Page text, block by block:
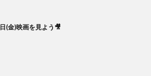
(金)映画を見よう🎥